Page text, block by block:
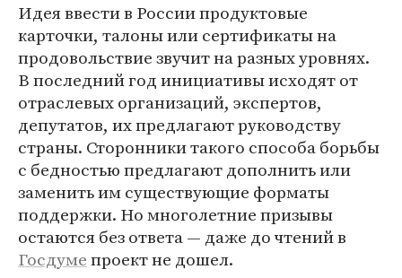
Идея ввести в России продуктовые
карточки, талоны или сертификаты на
продовольствие звучит на разных уровнях.
В последний год инициативы исходят от
отраслевых организаций, экспертов,
депутатов, их предлагают руководству
страны. Сторонники такого способа борьбы
с бедностью предлагают дополнить или
заменить им существующие форматы
поддержки. Но многолетние призывы
остаются без ответа — даже до чтений в
Госдумепроект не дошел.